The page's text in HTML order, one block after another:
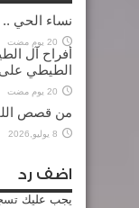
نساء الحي ..
20 يوم مضت
أفراح آل
الطيطي على
20 يوم مضت
من قصص
8 يوليو,2026
اضف رد
يجب عليك